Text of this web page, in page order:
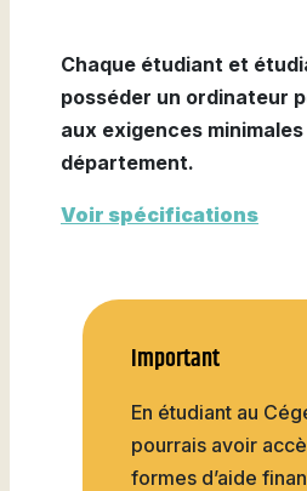
Chaque étudiant et
posséder un ordinateur
aux exigences
département.
Voir spécifications
Important
En étudiant au
pourrais avoir
formes d’aide